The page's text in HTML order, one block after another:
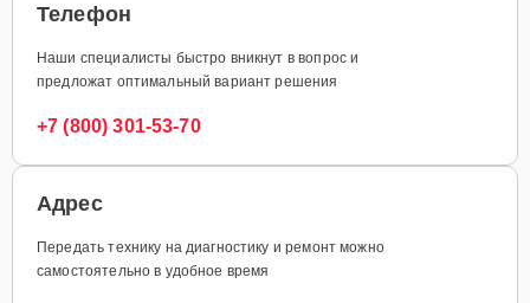
Телефон
Наши специалисты быстро вникнут в вопрос и
предложат оптимальный вариант решения
+7 (800) 301-53-70
Адрес
Передать технику на диагностику и ремонт можно
самостоятельно в удобное время